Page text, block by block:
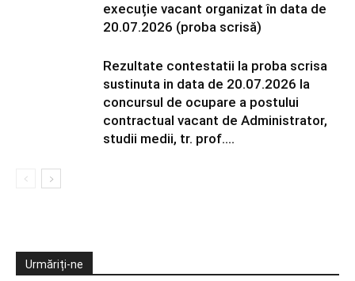
execuție vacant organizat în data de
20.07.2026 (proba scrisă)
Rezultate contestatii la proba scrisa
sustinuta in data de 20.07.2026 la
concursul de ocupare a postului
contractual vacant de Administrator,
studii medii, tr. prof....
Urmăriți-ne